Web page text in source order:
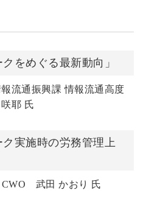
をめぐる最新動向」
流通振興課 情報流通高度
耶 氏
実施時の労務管理上
CWO 武田 かおり 氏